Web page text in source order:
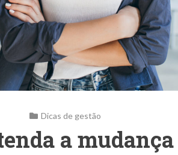
Dicas de gestão
a